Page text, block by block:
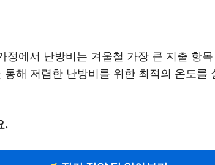
에서 난방비는 겨울철 가장 큰 지출 항
해 저렴한 난방비를 위한 최적의 온도를
.